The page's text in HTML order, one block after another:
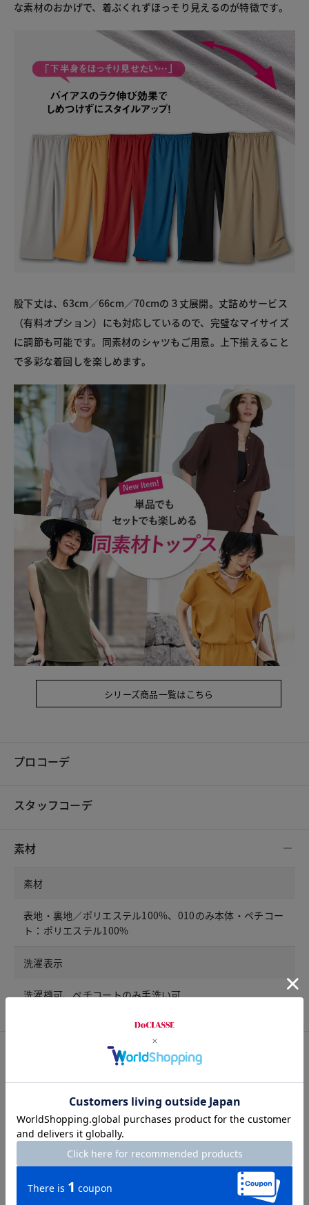
な素材のおかげで、着ぶくれずほっそり見えるのが特徴です。
股下丈は、63cm／66cm／70cmの３丈展開。丈詰めサービス
（有料オプション）にも対応しているので、完璧なマイサイズ
に調節も可能です。同素材のシャツもご用意。上下揃えること
で多彩な着回しを楽しめます。
シリーズ商品一覧はこちら
プロコーデ
スタッフコーデ
素材
素材
表地・裏地／ポリエステル100%、010のみ本体・ペチコー
ト：ポリエステル100%
洗濯表示
洗濯機可、ペチコートのみ手洗い可
サイズガイドは
サイズ ウエスト ヒップ 股上 股下 パンツ裾幅わたり
7号 63 100 27 70 29 34
66 103 27.5 70 29.5
11号 69 106 30 36